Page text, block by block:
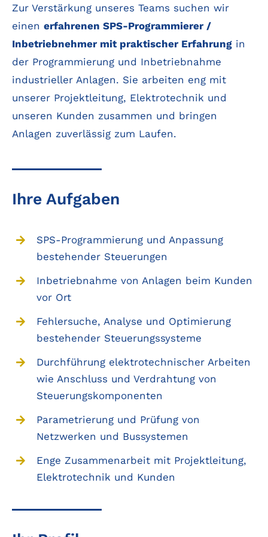
Zur Verstärkung unseres Teams suchen wir
einen erfahrenen SPS-Programmierer /
Inbetriebnehmer mit praktischer Erfahrung in
der Programmierung und Inbetriebnahme
industrieller Anlagen. Sie arbeiten eng mit
unserer Projektleitung, Elektrotechnik und
unseren Kunden zusammen und bringen
Anlagen zuverlässig zum Laufen.
Ihre Aufgaben
SPS-Programmierung und Anpassung
bestehender Steuerungen
Inbetriebnahme von Anlagen beim Kunden
vor Ort
Fehlersuche, Analyse und Optimierung
bestehender Steuerungssysteme
Durchführung elektrotechnischer Arbeiten
wie Anschluss und Verdrahtung von
Steuerungskomponenten
Parametrierung und Prüfung von
Netzwerken und Bussystemen
Enge Zusammenarbeit mit Projektleitung,
Elektrotechnik und Kunden